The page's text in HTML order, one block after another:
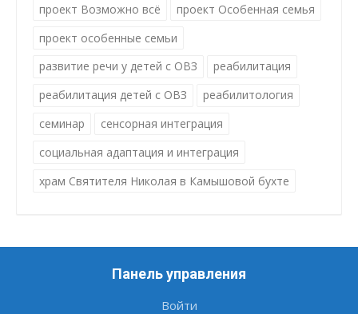
проект Возможно всё
проект Особенная семья
проект особенные семьи
развитие речи у детей с ОВЗ
реабилитация
реабилитация детей с ОВЗ
реабилитология
семинар
сенсорная интеграция
социальная адаптация и интеграция
храм Святителя Николая в Камышовой бухте
Панель управления
Войти